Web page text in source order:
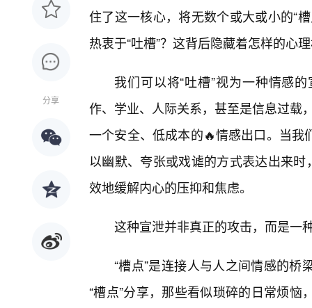
分享
住了这一核心，将无数个或大或小的“
热衷于“吐槽”？这背后隐藏着怎样的心
我们可以将“吐槽”视为一种情感
作、学业、人际关系，甚至是信息过载
一个安全、低成本的🔥情感出口。当
以幽默、夸张或戏谑的方式表达出来
效地缓解内心的压抑和焦虑。
这种宣泄并非真正的攻击，而是一
“槽点”是连接人与人之间情感的
“槽点”分享，那些看似琐碎的日常烦